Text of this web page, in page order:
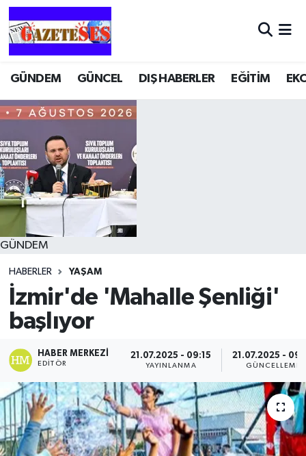
GÜNDEM GÜNCEL DIŞ HABERLER EĞİTİM
GÜNDEM
HABERLER YAŞAM
İzmir'de 'Mahalle Şenliği'
başlıyor
HABER MERKEZI
EDITÖR
21.07.2025 - 09:15
YAYINLANMA
21.07.2025 -
GÜNCELLEME